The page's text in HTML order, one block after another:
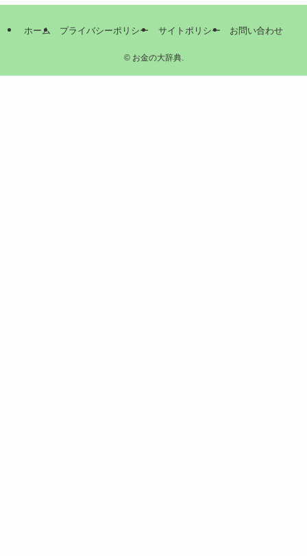
ホーム プライバシーポリシー サイトポリシー お問い合わせ
©お金の大辞典.